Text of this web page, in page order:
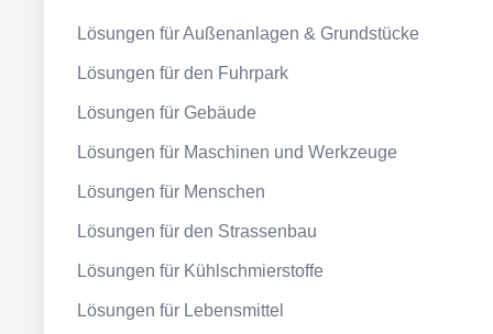
Lösungen für Außenanlagen & Grundstücke
Lösungen für den Fuhrpark
Lösungen für Gebäude
Lösungen für Maschinen und Werkzeuge
Lösungen für Menschen
Lösungen für den Strassenbau
Lösungen für Kühlschmierstoffe
Lösungen für Lebensmittel